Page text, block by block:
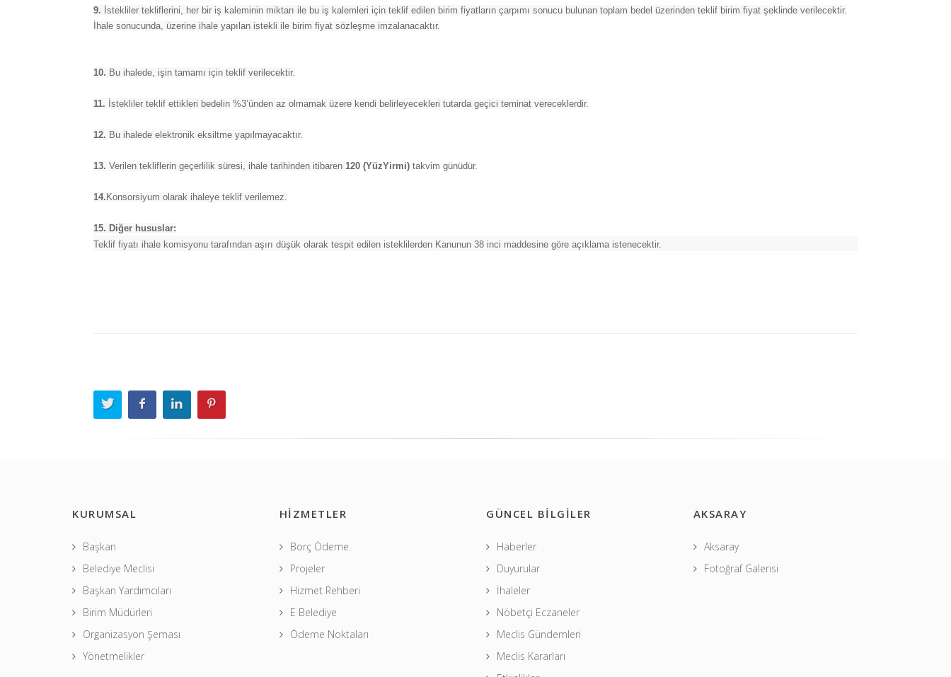
9. İstekliler tekliflerini, her bir iş kaleminin miktarı ile bu iş kalemleri için teklif edilen birim fiyatların çarpımı sonucu bulunan toplam bedel üzerinden teklif birim fiyat şeklinde verilecektir.
İhale sonucunda, üzerine ihale yapılan istekli ile birim fiyat sözleşme imzalanacaktır.
10. Bu ihalede, işin tamamı için teklif verilecektir.
11. İstekliler teklif ettikleri bedelin %3’ünden az olmamak üzere kendi belirleyecekleri tutarda geçici teminat vereceklerdir.
12. Bu ihalede elektronik eksiltme yapılmayacaktır.
13. Verilen tekliflerin geçerlilik süresi, ihale tarihinden itibaren 120 (YüzYirmi) takvim günüdür.
14.Konsorsiyum olarak ihaleye teklif verilemez.
15. Diğer hususlar:
Teklif fiyatı ihale komisyonu tarafından aşırı düşük olarak tespit edilen isteklilerden Kanunun 38 inci maddesine göre açıklama istenecektir.
KURUMSAL
Başkan
Belediye Meclisi
Başkan Yardımcıları
Birim Müdürleri
Organizasyon Şeması
Yönetmelikler
HİZMETLER
Borç Ödeme
Projeler
Hizmet Rehberi
E Belediye
Ödeme Noktaları
GÜNCEL BİLGİLER
Haberler
Duyurular
İhaleler
Nöbetçi Eczaneler
Meclis Gündemleri
Meclis Kararları
AKSARAY
Aksaray
Fotoğraf Galerisi